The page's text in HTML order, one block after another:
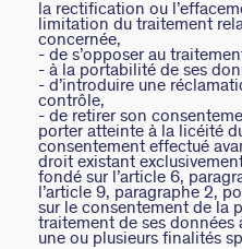
la rectification ou
limitation du traitement
concernée,
- de s’opposer au
- à la portabilité de ses
- d’introduire une
contrôle,
- de retirer son
porter atteinte à la licéité
consentement effectué
droit existant
fondé sur l’article 6,
l’article 9, paragraphe 2,
sur le consentement de la
traitement de ses données
une ou plusieurs finalités